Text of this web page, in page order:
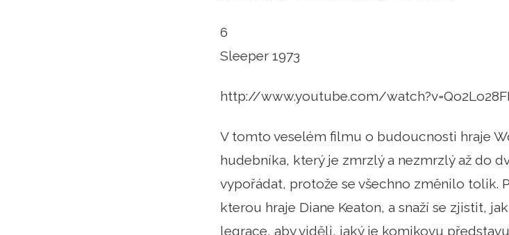
6
Sleeper 1973
http://www.youtube.com/
V tomto veselém filmu o budoucnosti hraje
hudebníka, který je zmrzlý a nezmrzlý až do
vypořádat, protože se všechno změnilo tolik.
kterou hraje Diane Keaton, a snaží se zjistit,
legrace, aby viděli, jaký je komikovu